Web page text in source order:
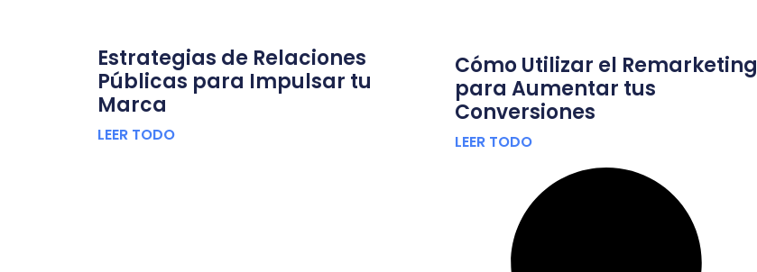
Estrategias de Relaciones
Públicas para Impulsar tu
Marca
LEER TODO
Cómo Utilizar el Remarketing
para Aumentar tus
Conversiones
LEER TODO